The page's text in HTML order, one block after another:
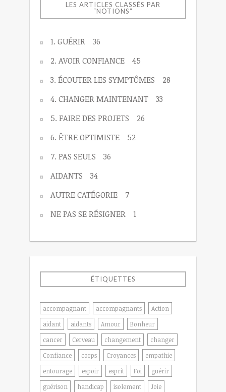
LES ARTICLES CLASSÉS PAR
“NOTIONS”
1. GUÉRIR
36
2. AVOIR CONFIANCE
45
3. ÉCOUTER LES SYMPTÔMES
28
4. CHANGER MAINTENANT
33
5. FAIRE DES PROJETS
26
6. ÊTRE OPTIMISTE
52
7. PAS SEULS
36
AIDANTS
34
AUTRE CATÉGORIE
7
NE PAS SE RÉSIGNER
1
ÉTIQUETTES
accompagnant accompagnants
Action
aidant
aidants Amour
Bonheur
cancer
Cerveau changement
changer
Confiance
corps Croyances
empathie
entourage
espoir esprit Foi
guérir
guérison
handicap isolement
Joie